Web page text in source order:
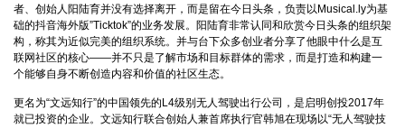
者、创始人阳陆育并没有选择离开，而是留在今日头条，负责以Musical.ly为基
础的抖音海外版”Ticktok”的业务发展。阳陆育非常认同和欣赏今日头条的组织架
构，称其为近似完美的组织系统。并与台下众多创业者分享了他眼中什么是互
联网社区的核心——并不只是了解市场和目标群体的需求，而是打造和构建一
个能够自身不断创造内容和价值的社区生态。
更名为“文远知行”的中国领先的L4级别无人驾驶出行公司，是启明创投2017年
就已投资的企业。文远知行联合创始人兼首席执行官韩旭在现场以“无人驾驶技